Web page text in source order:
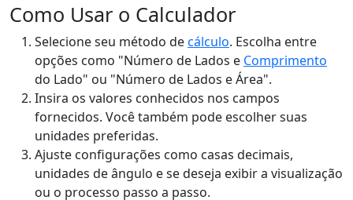
Como Usar o Calculador
Selecione seu método decálculo. Escolha entre
opções como "Número de Lados e Comprimento
do Lado" ou "Número de Lados e Área".
Insira os valores conhecidos nos campos
fornecidos. Você também pode escolher suas
unidades preferidas.
Ajuste configurações como casas decimais,
unidades de ângulo e se deseja exibir a visualização
ou o processo passo a passo.